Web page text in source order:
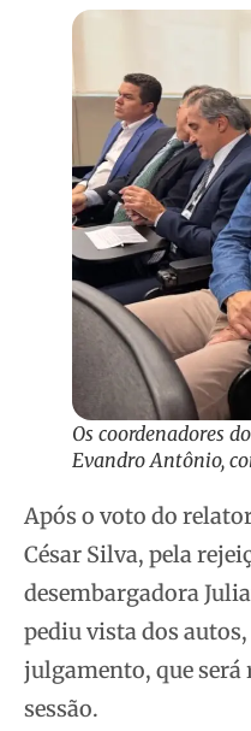
Os coordenadores
Evandro Antônio,
Após o voto do
César Silva, pela
desembargadora
pediu vista dos
julgamento, que
sessão.